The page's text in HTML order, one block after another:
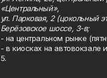
«Центральный»,
ул. Парковая, 2 (цокольный
Берёзовское шоссе, 3-в;
- на центральном рынке
- в киосках на автовокзале
5.